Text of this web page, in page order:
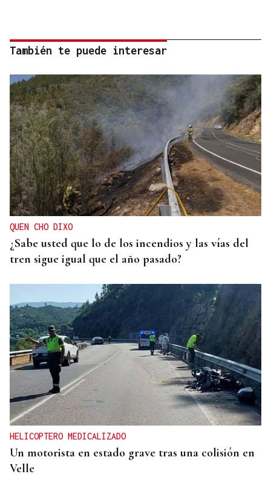
También te puede interesar
QUEN CHO DIXO
¿Sabe usted que lo de los incendios y las vías del
tren sigue igual que el año pasado?
HELICOPTERO MEDICALIZADO
Un motorista en estado grave tras una colisión en
Velle